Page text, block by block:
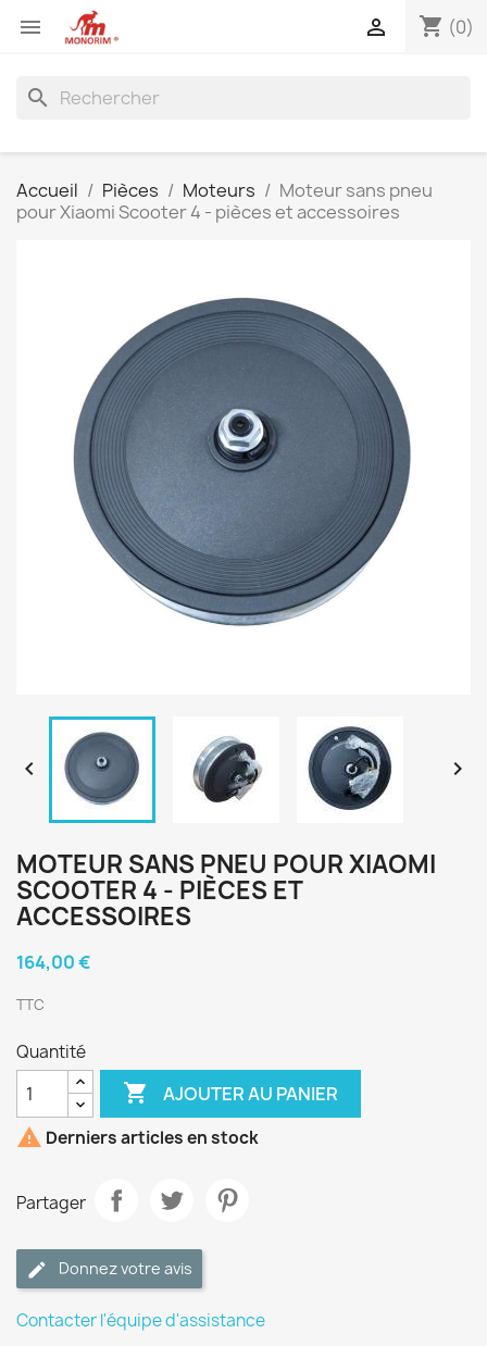
 shopping_cart (0)

search
Accueil Pièces Moteurs
Moteur sans pneu
pour Xiaomi Scooter 4 - pièces et accessoires
 
MOTEUR SANS PNEU POUR XIAOMI
SCOOTER 4 - PIÈCES ET
ACCESSOIRES
164,00 €
TTC
Quantité
 AJOUTER AU PANIER
 Derniers articles en stock
Partager
Donnez votre avis
Contacter l'équipe d'assistance